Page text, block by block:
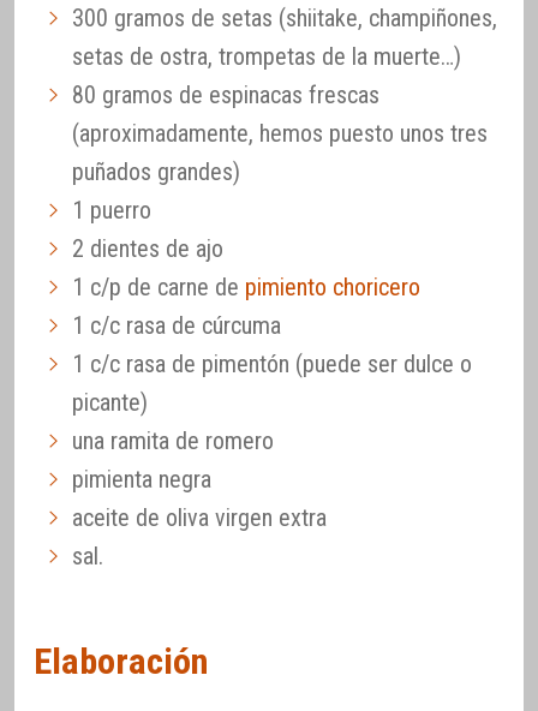
300 gramos de setas (shiitake, champiñones,
setas de ostra, trompetas de la muerte…)
80 gramos de espinacas frescas
(aproximadamente, hemos puesto unos tres
puñados grandes)
1 puerro
2 dientes de ajo
1 c/p de carne de pimiento choricero
1 c/c rasa de cúrcuma
1 c/c rasa de pimentón (puede ser dulce o
picante)
una ramita de romero
pimienta negra
aceite de oliva virgen extra
sal.
Elaboración